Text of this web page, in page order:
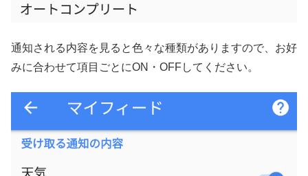
通知される内容を見ると色々な種類がありますので、お好
みに合わせて項目ごとにON・OFFしてください。